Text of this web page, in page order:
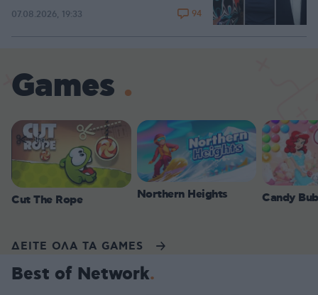
07.08.2026, 19:33 94
Games
Cut The Rope Northern Heights Candy
ΔΕΙΤΕ ΟΛΑ ΤΑ GAMES
Best of Network